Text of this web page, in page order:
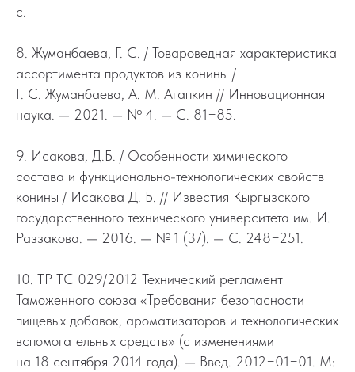
с.
8. Жуманбаева, Г. С. / Товароведная характеристика
ассортимента продуктов из конины /
Г. С. Жуманбаева, А. М. Агапкин // Инновационная
наука. — 2021. — № 4. — С. 81−85.
9. Исакова, Д.Б. / Особенности химического
состава и функционально-технологических свойств
конины / Исакова Д. Б. // Известия Кыргызского
государственного технического университета им. И.
Раззакова. — 2016. — № 1 (37). — С. 248−251.
10. ТР ТС 029/2012 Технический регламент
Таможенного союза «Требования безопасности
пищевых добавок, ароматизаторов и технологических
вспомогательных средств» (с изменениями
на 18 сентября 2014 года). — Введ. 2012−01−01. М: